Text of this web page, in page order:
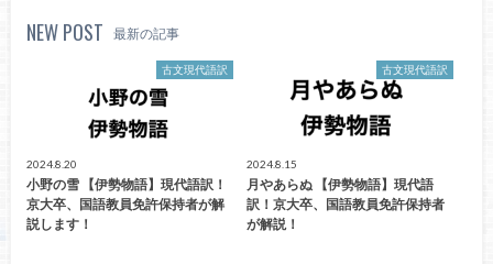
NEW POST 最新の記事
古文現代語訳
2024.8.20
小野の雪 【伊勢物語】現代語訳！
京大卒、国語教員免許保持者が解
説します！
古文現代語訳
2024.8.15
月やあらぬ 【伊勢物語】現代語
訳！京大卒、国語教員免許保持者
が解説！